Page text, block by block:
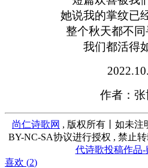
她说我的掌纹已
整个秋天都不
我们都活得
作者：
尚仁诗歌网 , 版权所有丨如未注
BY-NC-SA协议进行授权 , 禁止转
代诗歌投稿作品-
喜欢 (2)